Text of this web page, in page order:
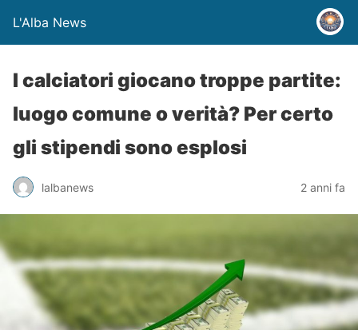
L'Alba News
I calciatori giocano troppe partite:
luogo comune o verità? Per certo
gli stipendi sono esplosi
lalbanews 2 anni fa